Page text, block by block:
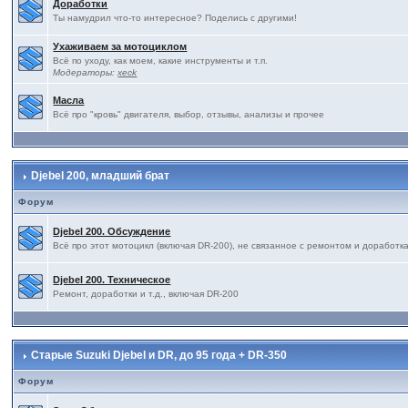
Доработки
Ты намудрил что-то интересное? Поделись с другими!
Ухаживаем за мотоциклом
Всё по уходу, как моем, какие инструменты и т.п.
Модераторы: xeck
Масла
Всё про "кровь" двигателя, выбор, отзывы, анализы и прочее
Djebel 200, младший брат
Форум
Djebel 200. Обсуждение
Всё про этот мотоцикл (включая DR-200), не связанное с ремонтом и
Djebel 200. Техническое
Ремонт, доработки и т.д., включая DR-200
Старые Suzuki Djebel и DR, до 95 года + DR-350
Форум